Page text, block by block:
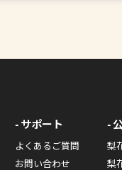
サポート
よくあるご質問
お問い合わせ
梨
梨